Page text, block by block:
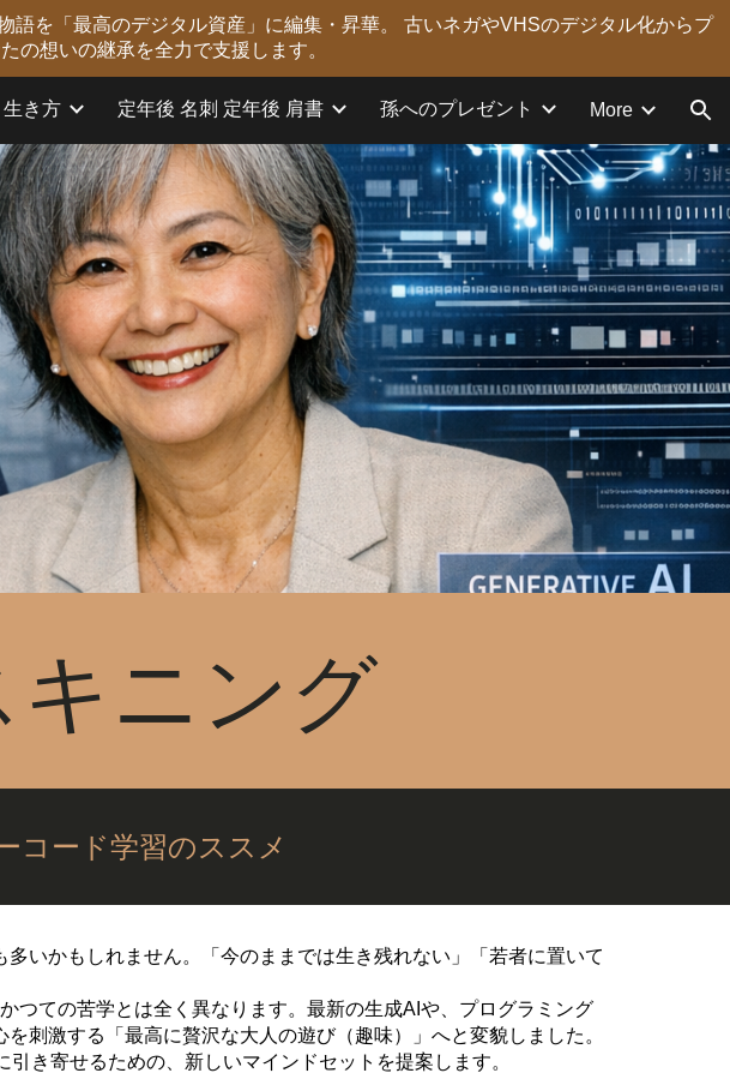
Skip to navigation
を「最高のデジタル資産」に編集・昇華。 古いネガやVHSのデジタル化からプ
の想いの継承を全力で支援します。
生き方 定年後 名刺 定年後 肩書 孫へのプレゼント More
キニング
コード学習のススメ
いかもしれません。「今のままでは生き残れない」「若者に置いて
つての苦学とは全く異なります。最新の生成AIや、プログラミング
刺激する「最高に贅沢な大人の遊び（趣味）」へと変貌しました。
き寄せるための、新しいマインドセットを提案します。